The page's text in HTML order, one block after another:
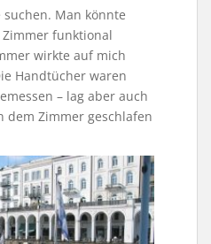
Man könnte
funktional
wirkte auf mich
Handtücher waren
– lag aber auch
Zimmer geschlafen